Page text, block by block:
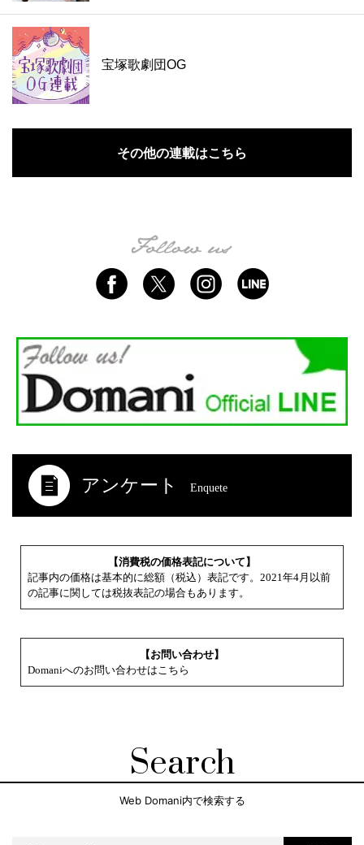
宝塚歌劇団OG
その他の連載はこちら
アンケート Enquete
【消費税の価格表記について】
記事内の価格は基本的に総額（税込）表記です。2021年4月以前
の記事に関しては税抜表記の場合もあります。
【お問い合わせ】
Domaniへのお問い合わせはこちら
Search
Web Domani内で検索する